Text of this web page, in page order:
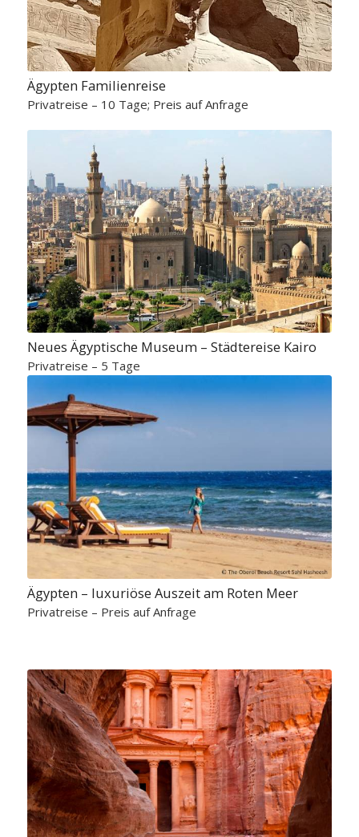
Ägypten Familienreise
Privatreise – 10 Tage; Preis auf Anfrage
Neues Ägyptische Museum – Städtereise Kairo
Privatreise – 5 Tage
Ägypten – luxuriöse Auszeit am Roten Meer
Privatreise – Preis auf Anfrage